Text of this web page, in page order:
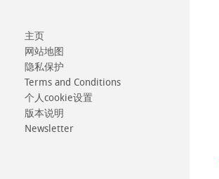
主页
网站地图
隐私保护
Terms and Conditions
个人cookie设置
版本说明
Newsletter